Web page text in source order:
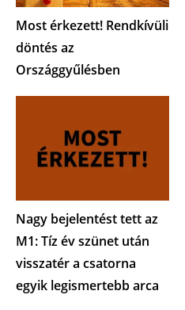
Most érkezett! Rendkívüli
döntés az
Országgyűlésben
Nagy bejelentést tett az
M1: Tíz év szünet után
visszatér a csatorna
egyik legismertebb arca